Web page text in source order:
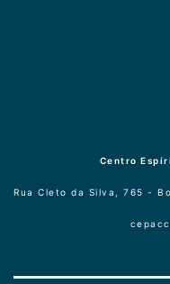
Centro
Rua Cleto da Silva, 765 -